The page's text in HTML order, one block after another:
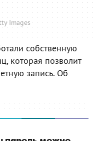
Images
собственную
которая позволит
запись. Об